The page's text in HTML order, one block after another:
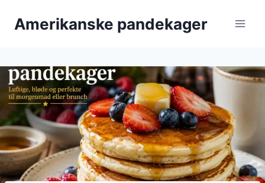
Amerikanske pandekager